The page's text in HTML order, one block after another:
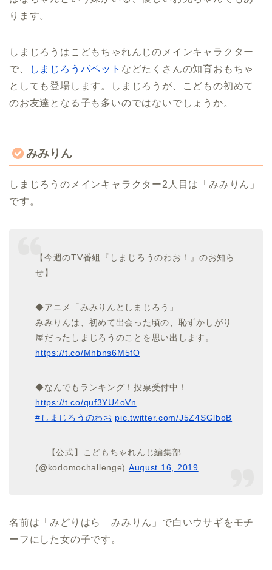
ります。
しまじろうはこどもちゃれんじのメインキャラクター
で、
しまじろうパペット などたくさんの知育おもちゃ
としても登場します。しまじろうが、こどもの初めて
のお友達となる子も多いのではないでしょうか。
みみりん
しまじろうのメインキャラクター2人目は「みみりん」
です。
【今週のTV番組『しまじろうのわお！』のお知ら
せ】
◆アニメ「みみりんとしまじろう」
みみりんは、初めて出会った頃の、恥ずかしがり
屋だったしまじろうのことを思い出します。
https://t.co/Mhbns6M5fO
◆なんでもランキング！投票受付中！
https://t.co/quf3YU4oVn
#しまじろうのわお pic.twitter.com/J5Z4SGlboB
— 【公式】こどもちゃれんじ編集部
(@kodomochallenge) August 16, 2019
名前は「みどりはら みみりん」で白いウサギをモチ
ーフにした女の子です。